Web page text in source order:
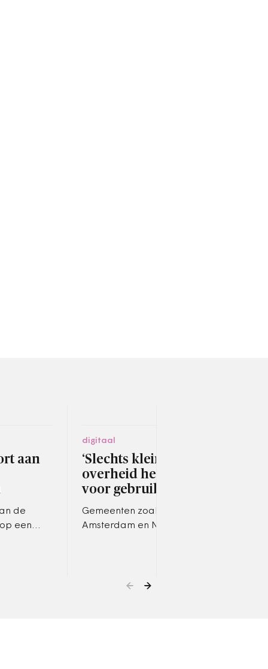
aan
de
een
digitaal
‘Slechts klein deel
overheid heeft beleid
voor gebruik van AI’
Gemeenten zoals
Amsterdam en Nijmegen
realistische verwachtingen.